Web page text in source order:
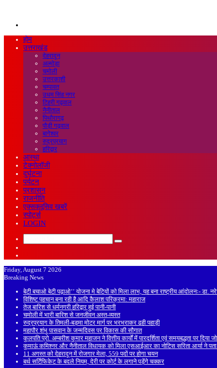
होम
उत्तराखंड
देहरादून
अल्मोड़ा
चमोली
उत्तरकाशी
चम्पावत
उधम सिंह नगर
टिहरी गढ़वाल
नैनीताल
पिथौरागढ़
पौड़ी गढ़वाल
बागेश्वर
रुद्रप्रयाग
हरिद्वार
आस्था
टेक्नोलॉजी
दुर्घटना
पर्यटन
प्रशासन
राजनीति
एक्सक्लूसिव खबरें
स्पोर्ट्स
LOGIN
Search
Friday, August 7 2026
Breaking News
बेटी बचाओ बेटी पढ़ाओ’’ योजना मे बेटियों को मिला लाभ, यह बना राष्ट्रीय आंदोलनः- डा.
विशिष्ट पहचान बना रही है आदि कैलाश परिक्रमा: महाराज
तेज बारिश से धर्मनगरी हरिद्वार हुई पानी-पानी
चमोली में भारी बारिश से जनजीवन अस्त-व्यस्त
रुद्रप्रयाग के तिमली-बड़मा मोटर मार्ग पर भरभराकर ढही पहाड़ी
महापौर शंभू पासवान के जन्मदिवस पर विकास की सौगात
कुलपति प्रो. अम्बरीश कुमार महाजन ने वित्तीय कार्यों में पारदर्शिता एवं समयबद्धता पर दिया
कुमाऊं कमिश्नर और नैनीताल विधायक को मिला एसआईआर का नोटिस सरिता आर्या ने
11 अगस्त को देहरादून में रोजगार मेला, 559 पदों पर होगा चयन
बर्थ सर्टिफिकेट के बदले नियम, देरी पर कोर्ट के लगाने पड़ेंगे चक्कर